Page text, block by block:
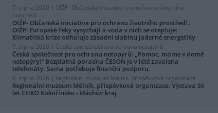
7. srpna 2026 | OIŽP- Občanská iniciativa pro ochranu životního
prostředí
OIŽP- Občanská iniciativa pro ochranu životního prostředí :
OIŽP: Evropské řeky vysychají a voda v nich se otepluje:
Klimatická krize odhaluje zásadní slabinu jaderné energetiky
7. srpna 2026 | Česká společnost pro ochranu netopýrů
Česká společnost pro ochranu netopýrů: „Pomoc, máme v domě
netopýry!“ Bezplatná poradna ČESON je v létě zavalena
telefonáty. Sama potřebuje finanční podporu.
6. srpna 2026 | Regionální muzeum Mělník, příspěvková organizace
Regionální muzeum Mělník, příspěvková organizace: Výstava 50
let CHKO Kokořínsko - Máchův kraj